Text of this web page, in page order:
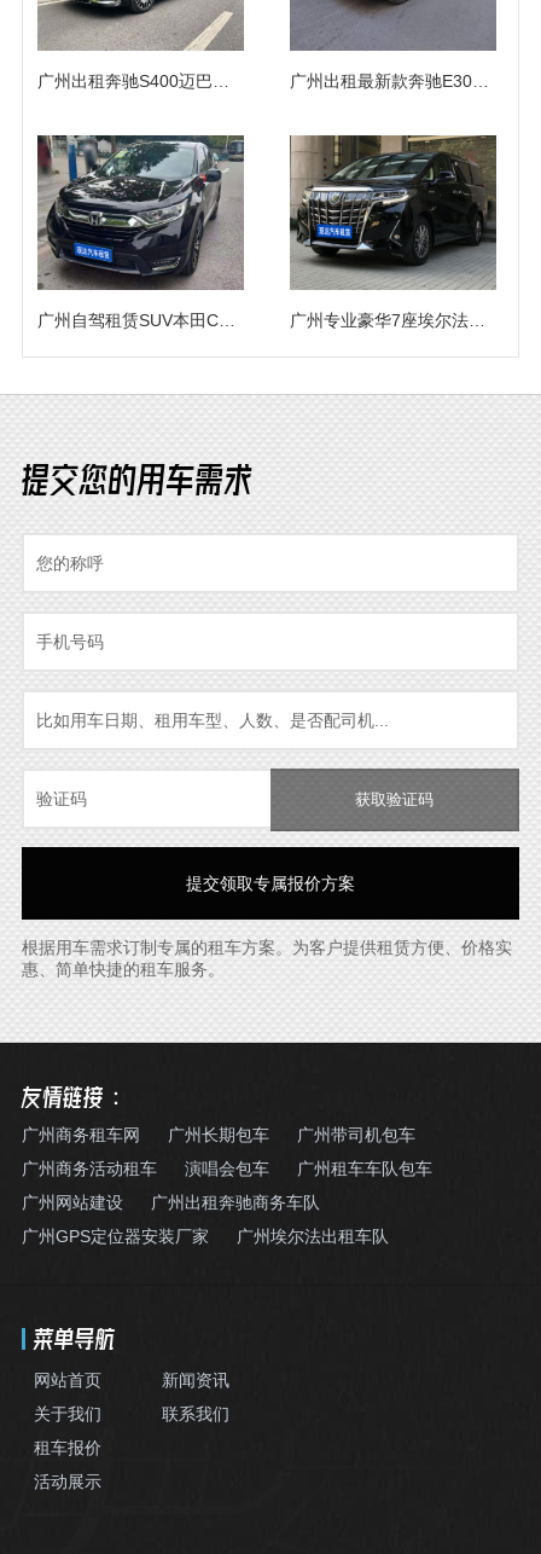
广州自驾租赁SUV本田CRV越野车出租（5座） 广州专业豪华7座埃尔法商务车队自驾随驾出租
提交您的用车需求
获取验证码
根据用车需求订制专属的租车方案。为客户提供租赁方便、价格实
惠、简单快捷的租车服务。
友情链接：
广州商务租车网 广州长期包车
广州带司机包车
广州商务活动租车
演唱会包车
广州租车车队包车
广州网站建设
广州出租奔驰商务车队
广州GPS定位器安装厂家
广州埃尔法出租车队
菜单导航
网站首页
关于我们
租车报价
活动展示
新闻资讯
联系我们